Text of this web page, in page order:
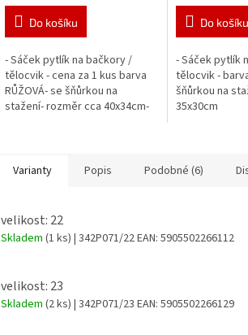
Do košíku
- Sáček pytlík na bačkory /
tělocvik - cena za 1 kus barva
RŮŽOVÁ- se šňůrkou na
stažení- rozměr cca 40x34cm-
Do košíku
- Sáček pytlík
tělocvik -
šňůrkou na
35x30cm
Varianty Popis Podobné (6)
velikost: 22
Skladem (1 ks) | 342P071/22EAN: 5905502266112
velikost: 23
Skladem (2 ks) | 342P071/23 EAN: 5905502266129